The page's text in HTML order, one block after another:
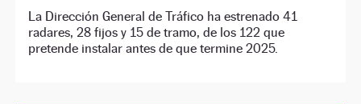
La Dirección General de Tráfico ha estrenado 41
radares, 28 fijos y 15 de tramo, de los 122 que
pretende instalar antes de que termine 2025.